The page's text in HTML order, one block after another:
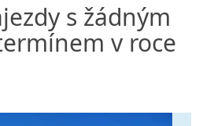
s žádným
v roce